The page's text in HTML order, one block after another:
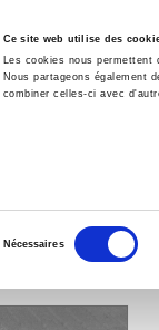
Ce site web utilise des
Les cookies nous
Nous partageons également
combiner celles-ci avec
consentement
Nécessaires